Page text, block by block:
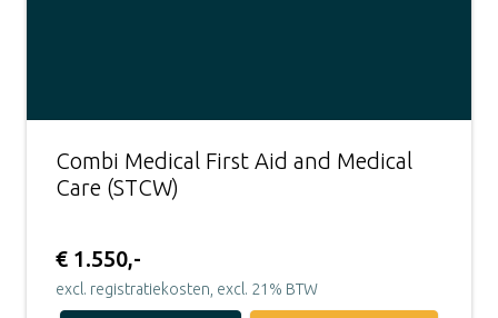
Combi Medical First Aid and Medical
Care (STCW)
€ 1.550,-
excl. registratiekosten, excl. 21% BTW